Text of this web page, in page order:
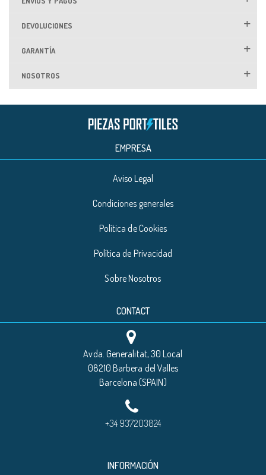
DEVOLUCIONES
GARANTÍA
NOSOTROS
EMPRESA
Aviso Legal
Condiciones generales
Política de Cookies
Política de Privacidad
Sobre Nosotros
CONTACT
Avda. Generalitat, 30 Local
08210 Barbera del Valles
Barcelona (SPAIN)
+34 937203824
INFORMACIÓN